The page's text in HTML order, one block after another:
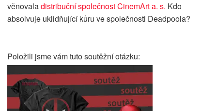
věnovaladistribuční společnost CinemArt a. s. Kdo
absolvuje uklidňující kůru ve společnosti Deadpoola?
Položili jsme vám tuto soutěžní otázku: